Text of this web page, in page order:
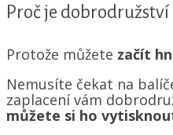
Proč je
Protože můžete začít
Nemusíte čekat na
zaplacení vám
můžete si ho